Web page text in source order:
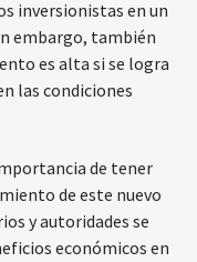
inversionistas en un
embargo, también
es alta si se logra
las condiciones
de tener
de este nuevo
y autoridades se
económicos en